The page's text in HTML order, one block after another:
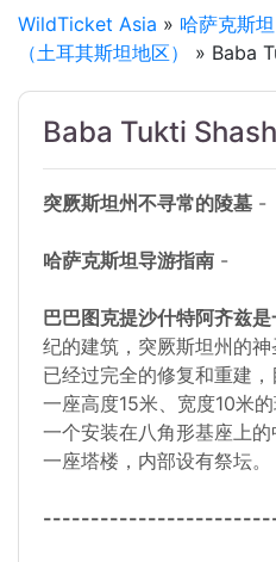
WildTicket Asia » 哈萨克斯坦
（土耳其斯坦地区）
» Baba
Baba Tukti
突厥斯坦州不寻常的陵墓 -
哈萨克斯坦导游指南 -
巴巴图克提沙什特阿齐兹
纪的建筑，突厥斯坦州的
已经过完全的修复和重建
一座高度15米、宽度10米
一个安装在八角形基座上
一座塔楼，内部设有祭坛。